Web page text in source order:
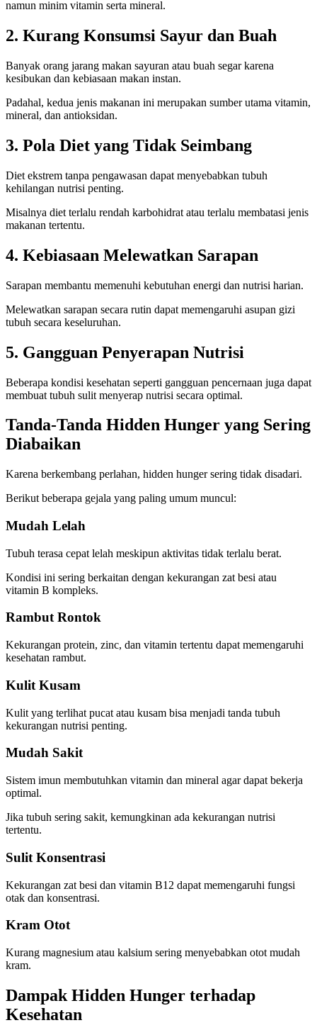
namun minim vitamin serta mineral.
2. Kurang Konsumsi Sayur dan Buah
Banyak orang jarang makan sayuran atau buah segar karena
kesibukan dan kebiasaan makan instan.
Padahal, kedua jenis makanan ini merupakan sumber utama vitamin,
mineral, dan antioksidan.
3. Pola Diet yang Tidak Seimbang
Diet ekstrem tanpa pengawasan dapat menyebabkan tubuh
kehilangan nutrisi penting.
Misalnya diet terlalu rendah karbohidrat atau terlalu membatasi jenis
makanan tertentu.
4. Kebiasaan Melewatkan Sarapan
Sarapan membantu memenuhi kebutuhan energi dan nutrisi harian.
Melewatkan sarapan secara rutin dapat memengaruhi asupan gizi
tubuh secara keseluruhan.
5. Gangguan Penyerapan Nutrisi
Beberapa kondisi kesehatan seperti gangguan pencernaan juga dapat
membuat tubuh sulit menyerap nutrisi secara optimal.
Tanda-Tanda Hidden Hunger yang Sering
Diabaikan
Karena berkembang perlahan, hidden hunger sering tidak disadari.
Berikut beberapa gejala yang paling umum muncul:
Mudah Lelah
Tubuh terasa cepat lelah meskipun aktivitas tidak terlalu berat.
Kondisi ini sering berkaitan dengan kekurangan zat besi atau
vitamin B kompleks.
Rambut Rontok
Kekurangan protein, zinc, dan vitamin tertentu dapat memengaruhi
kesehatan rambut.
Kulit Kusam
Kulit yang terlihat pucat atau kusam bisa menjadi tanda tubuh
kekurangan nutrisi penting.
Mudah Sakit
Sistem imun membutuhkan vitamin dan mineral agar dapat bekerja
optimal.
Jika tubuh sering sakit, kemungkinan ada kekurangan nutrisi
tertentu.
Sulit Konsentrasi
Kekurangan zat besi dan vitamin B12 dapat memengaruhi fungsi
otak dan konsentrasi.
Kram Otot
Kurang magnesium atau kalsium sering menyebabkan otot mudah
kram.
Dampak Hidden Hunger terhadap
Kesehatan